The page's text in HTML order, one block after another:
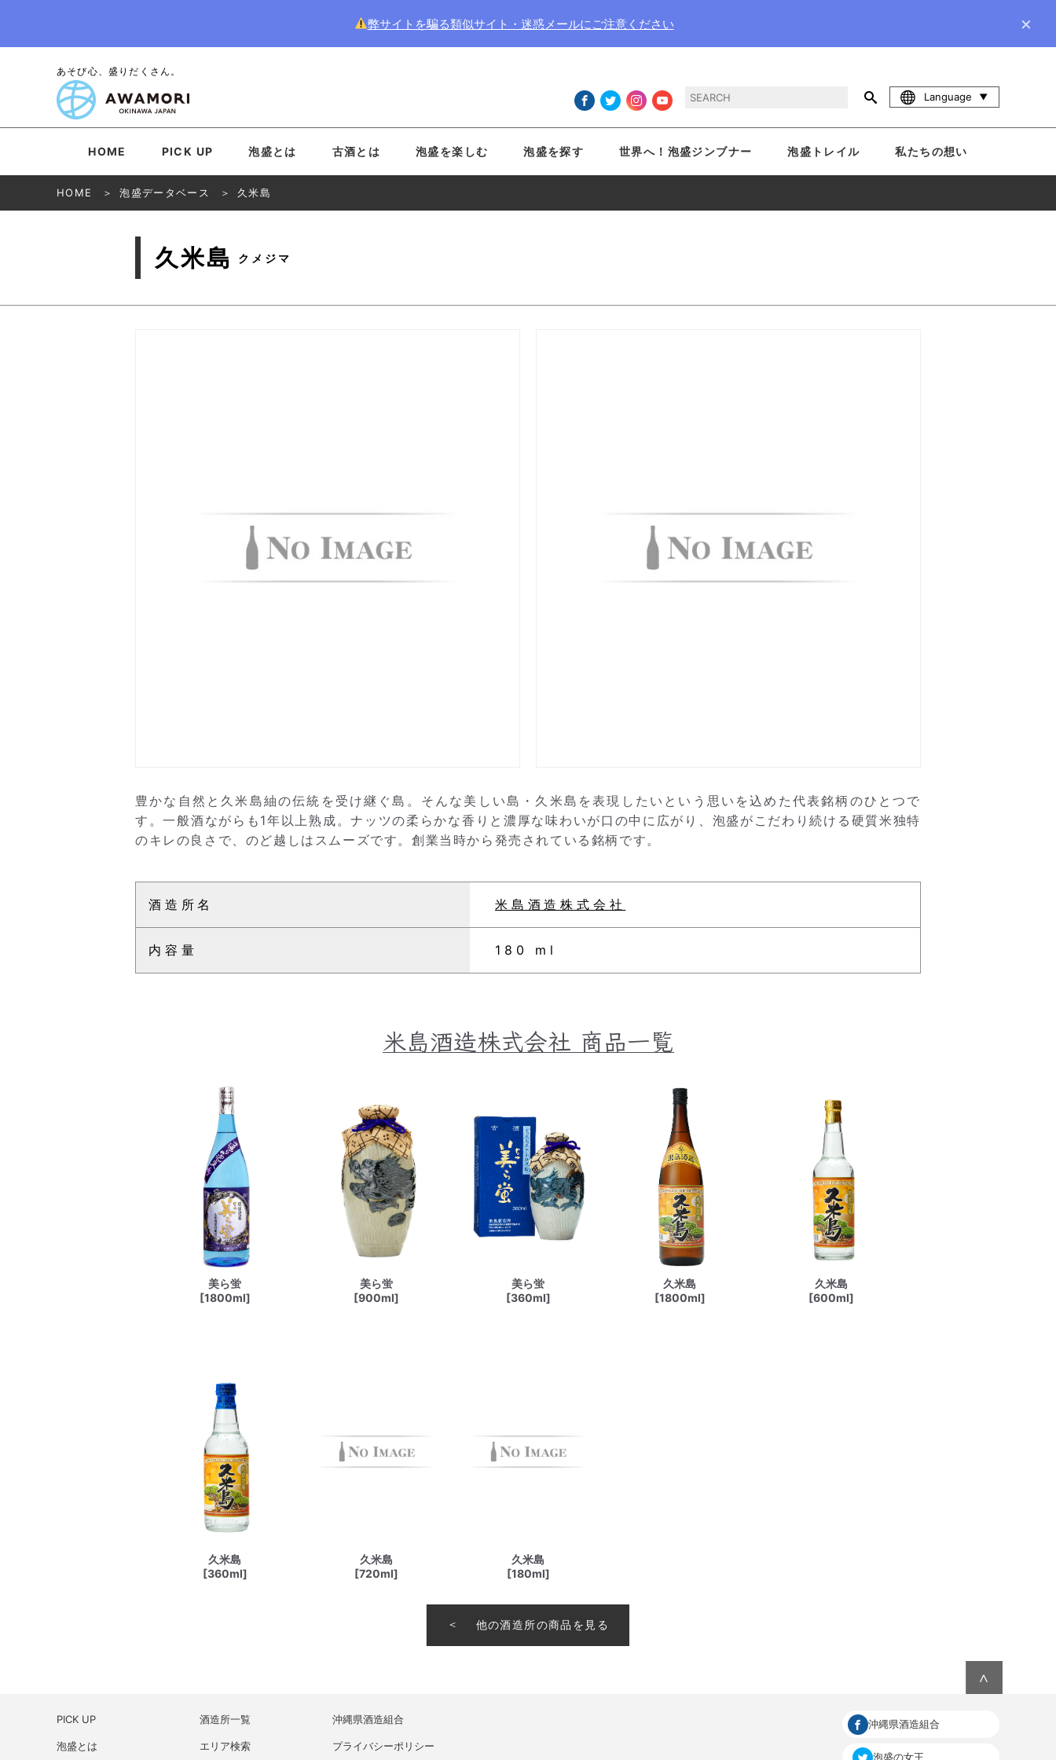
弊サイトを騙る類似サイト・迷惑メールにご注意ください ×
あそび心、盛りだくさん。
Language
HOME PICK UP 泡盛とは 古酒とは 泡盛を楽しむ 泡盛を探す 世界へ！泡盛ジンブナー 泡盛トレイル 私たちの想い
HOME 泡盛データベース 久米島
久米島 クメジマ
豊かな自然と久米島紬の伝統を受け継ぐ島。そんな美しい島・久米島を表現したいという思いを込めた代表銘柄のひとつで
す。一般酒ながらも1年以上熟成。ナッツの柔らかな香りと濃厚な味わいが口の中に広がり、泡盛がこだわり続ける硬質米独特
のキレの良さで、のど越しはスムーズです。創業当時から発売されている銘柄です。
酒造所名 米島酒造株式会社
内容量 180 ml
米島酒造株式会社 商品一覧
美ら蛍
[1800ml]
美ら蛍
[900ml]
美ら蛍
[360ml]
久米島
[1800ml]
久米島
[600ml]
久米島
[360ml]
久米島
[720ml]
久米島
[180ml]
他の酒造所の商品を見る
∧
PICK UP
泡盛とは
酒造所一覧
エリア検索
沖縄県酒造組合
プライバシーポリシー
沖縄県酒造組合
泡盛の女王